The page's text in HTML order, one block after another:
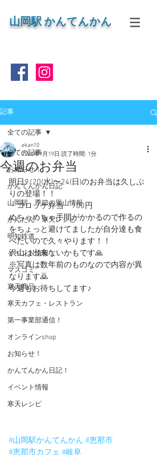
山岡駅 かんてんかん
記事
全ての記事
お知らせ！
かんてんかん日記
山岡駅 季節の里山情報
かんたん 寒天レシピ
明知鉄道
イベント情報！
マスコミ
寒天商品
寒天カフェ・レストラン
第一事業部通信！
オンラインshop
お知らせ！
かんてんかん日記！
イベント情報
寒天レシピ
全ての記事
今週のお弁当
ekan10
2023年9月19日 読了時間: 1分
明日9/20(水)〜24(日)のお弁当は久しぶ
りの登場！！
・コロッケ弁当　700円
めちゃめちゃ手間がかかるので作るの
をちょっと避けてましたが自分達も食
べたいので久々やります！！
沢山は出来ないかもです🙏
※写真は数年前のものなので内容が異
なります🙇
今週もお待ちしてます♪
#山岡駅かんてんかん #恵那市
#恵那市カフェ #岐阜